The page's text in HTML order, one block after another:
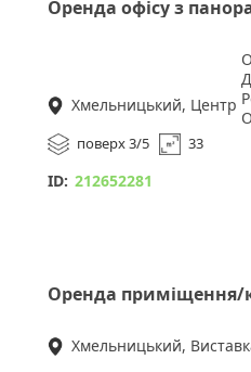
Є власна парковка. Об*єкт
Оренда офісу з
Хмельницький, Центр
поверх 3/5 33
ID: 212652281
Оренда приміщення/
Хмельницький,